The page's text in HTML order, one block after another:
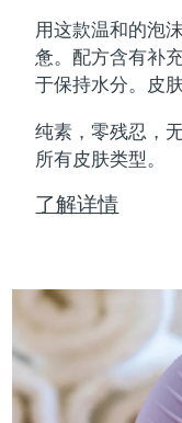
用这款温和的泡
惫。配方含有补
于保持水分。皮
纯素，零残忍，
所有皮肤类型。
了解详情